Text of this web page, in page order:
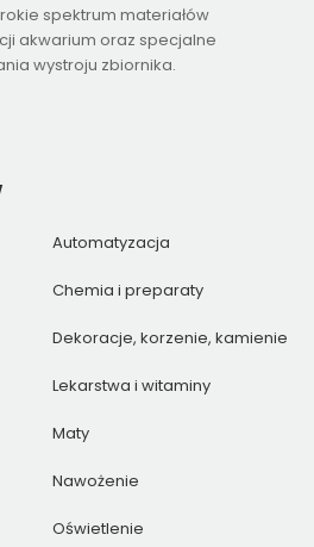
spektrum materiałów
akwarium oraz specjalne
wystroju zbiornika.
Automatyzacja
Chemia i preparaty
Dekoracje, korzenie, kamienie
Lekarstwa i witaminy
Maty
Nawożenie
Oświetlenie